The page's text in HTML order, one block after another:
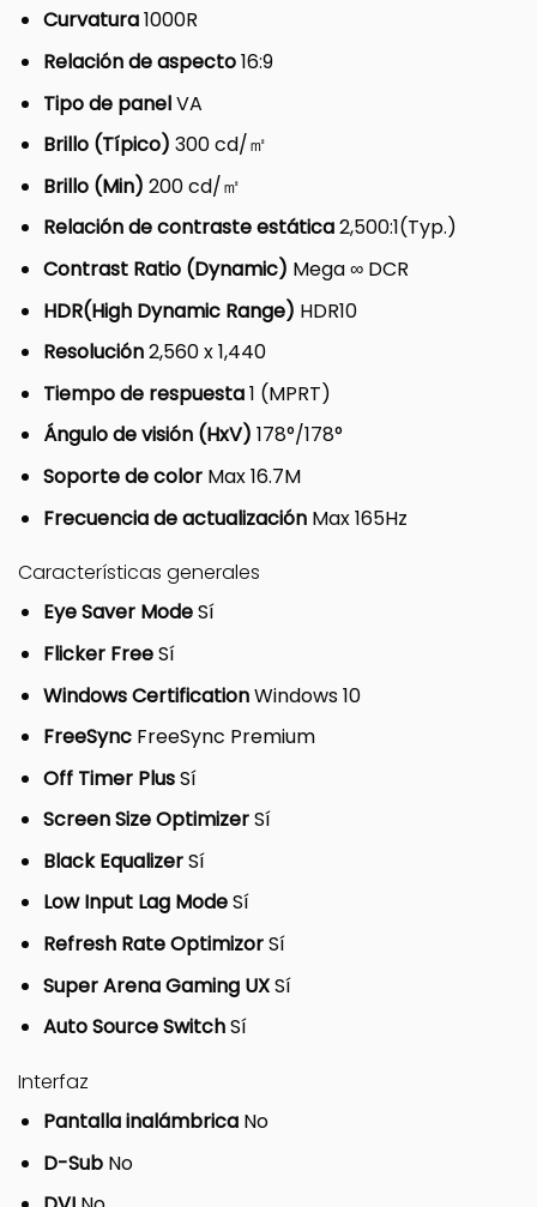
Curvatura1000R
Relación de aspecto16:9
Tipo de panelVA
Brillo (Típico) 300 cd/㎡
Brillo (Min) 200 cd/㎡
Relación de contraste estática2,500:1(Typ.)
Contrast Ratio (Dynamic) Mega ∞ DCR
HDR(High Dynamic Range) HDR10
Resolución2,560 x 1,440
Tiempo de respuesta1 (MPRT)
Ángulo de visión (HxV) 178°/178°
Soporte de color Max 16.7M
Frecuencia de actualización Max 165Hz
Características generales
Eye Saver ModeSí
Flicker FreeSí
Windows CertificationWindows 10
FreeSync FreeSync Premium
Off Timer PlusSí
Screen Size OptimizerSí
Black EqualizerSí
Low Input Lag ModeSí
Refresh Rate OptimizorSí
Super Arena Gaming UXSí
Auto Source SwitchSí
Interfaz
Pantalla inalámbrica No
D-Sub No